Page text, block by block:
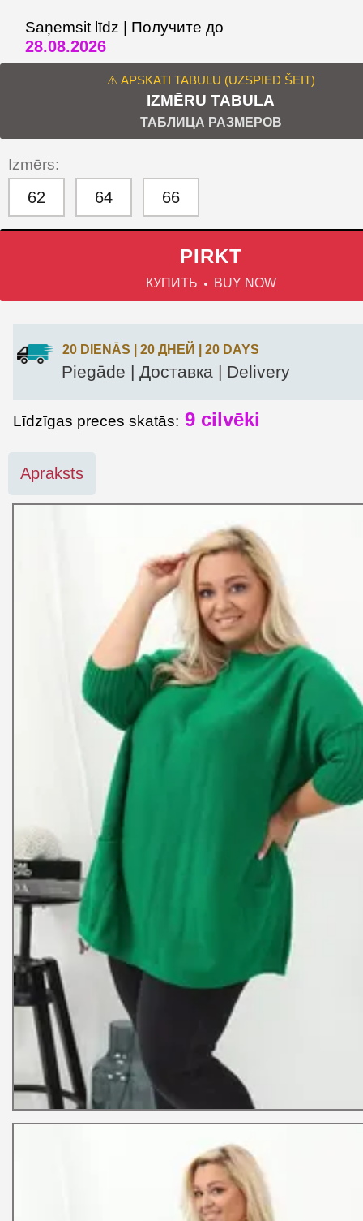
Saņemsit līdz | Получите до
28.08.2026
⚠️ APSKATI TABULU (UZSPIED ŠEIT)
IZMĒRU TABULA
ТАБЛИЦА РАЗМЕРОВ
Izmērs:
62 64 66
PIRKT
КУПИТЬ BUY NOW
20 DIENĀS | 20 ДНЕЙ | 20 DAYS
Piegāde | Доставка | Delivery
Līdzīgas preces skatās: 9 cilvēki
Apraksts